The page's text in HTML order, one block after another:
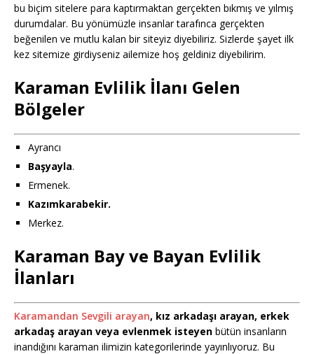
bu biçim sitelere para kaptırmaktan gerçekten bıkmış ve yılmış
durumdalar. Bu yönümüzle insanlar tarafınca gerçekten
beğenilen ve mutlu kalan bir siteyiz diyebiliriz. Sizlerde şayet ilk
kez sitemize girdiyseniz ailemize hoş geldiniz diyebilirim.
Karaman Evlilik İlanı Gelen
Bölgeler
Ayrancı
Başyayla.
Ermenek.
Kazımkarabekir.
Merkez.
Karaman Bay ve Bayan Evlilik
İlanları
Karamandan Sevgili arayan, kız arkadaşı arayan, erkek
arkadaş arayan veya evlenmek isteyen bütün insanların
inandığını karaman ilimizin kategorilerinde yayınlıyoruz. Bu